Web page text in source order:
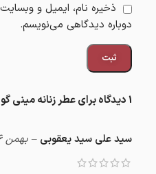
1 دیدگاه برای عطر زنانه مینی گود گرل 25 میل
سید علی سید یعقوبی – بهمن 6, 1404
ذخیره نام، ایمیل و
دوباره دیدگاهی می‌نویسم.